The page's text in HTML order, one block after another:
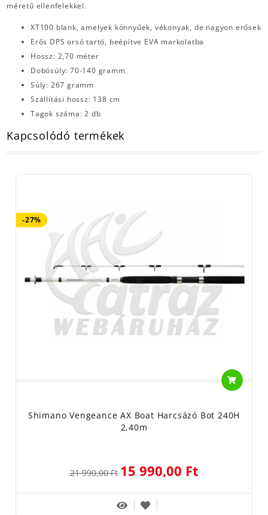
méretű ellenfelekkel.
XT100 blank, amelyek könnyűek, vékonyak, de nagyon erősek
Erős DPS orsó tartó, beépítve EVA markolatba
Hossz: 2,70 méter
Dobósúly: 70-140 gramm
Súly: 267 gramm
Szállítási hossz: 138 cm
Tagok száma: 2 db
Kapcsolódó termékek
-27%
Shimano Vengeance AX Boat Harcsázó Bot 240H
2,40m
21 990,00 Ft 15 990,00 Ft